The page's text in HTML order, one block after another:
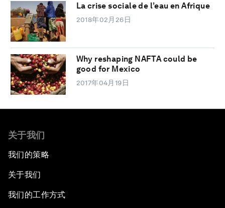
La crise sociale de l’eau en Afrique
2018年02月26日
Why reshaping NAFTA could be
good for Mexico
2017年04月19日
关于我们
我们的策略
关于我们
我们的工作方式